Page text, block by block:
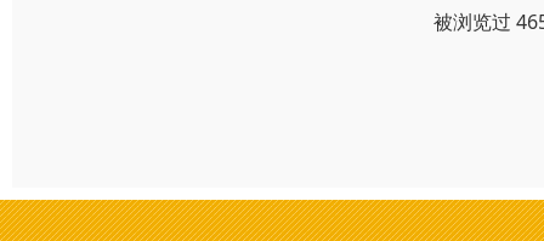
被浏览过